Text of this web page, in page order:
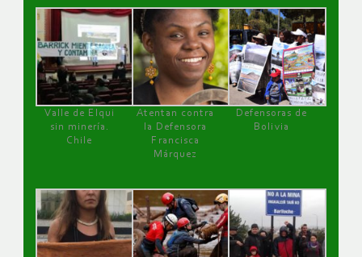
Valle de Elqui
sin minería.
Chile
Atentan contra
la Defensora
Francisca
Márquez
Defensoras de
Bolivia